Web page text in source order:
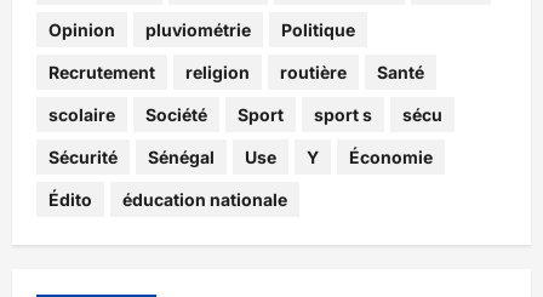
Opinion pluviométrie Politique
Recrutement religion routière Santé
scolaire Société Sport sport s sécu
Sécurité Sénégal Use Y Économie
Édito éducation nationale